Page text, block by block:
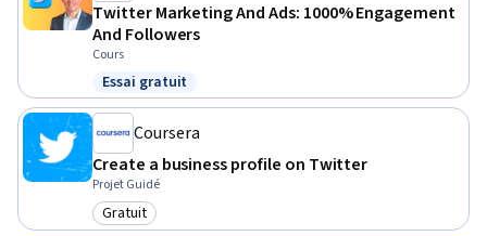
Twitter Marketing And Ads: 1000% Engagement
And Followers
Cours
Statut : Essai gratuit
Essai gratuit
Coursera
Create a business profile on Twitter
Projet Guidé
Catégorie : Gratuit
Gratuit